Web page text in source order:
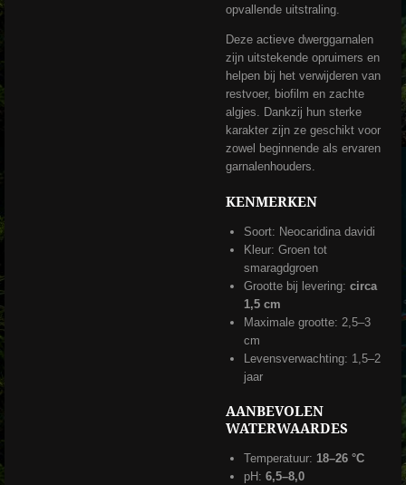
opvallende uitstraling.
Deze actieve dwerggarnalen
zijn uitstekende opruimers en
helpen bij het verwijderen van
restvoer, biofilm en zachte
algjes. Dankzij hun sterke
karakter zijn ze geschikt voor
zowel beginnende als ervaren
garnalenhouders.
KENMERKEN
Soort: Neocaridina davidi
Kleur: Groen tot
smaragdgroen
Grootte bij levering: circa
1,5 cm
Maximale grootte: 2,5–3
cm
Levensverwachting: 1,5–2
jaar
AANBEVOLEN
WATERWAARDES
Temperatuur: 18–26 °C
pH: 6,5–8,0